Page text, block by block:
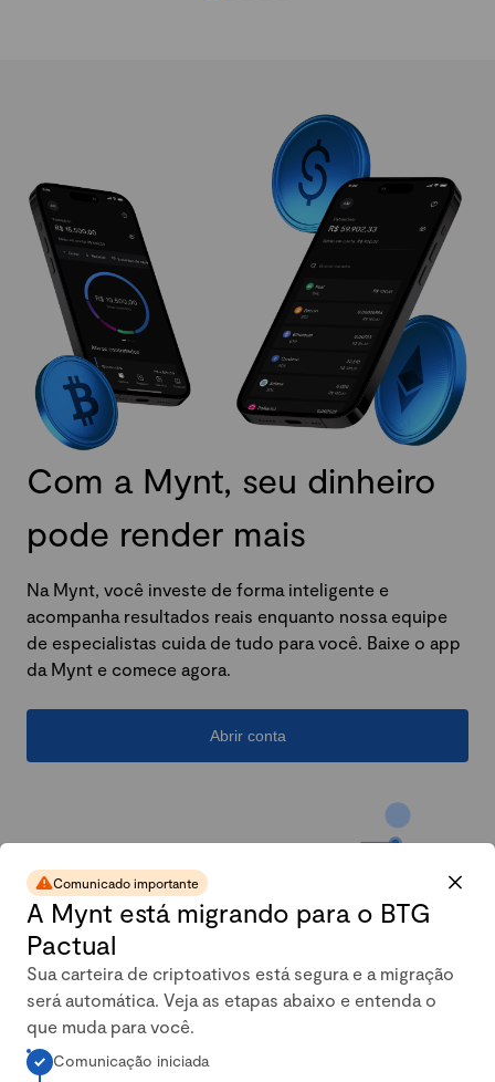
Com a Mynt, seu dinheiro
pode render mais
Na Mynt, você investe de forma inteligente e
acompanha resultados reais enquanto nossa equipe
de especialistas cuida de tudo para você. Baixe o app
da Mynt e comece agora.
Abrir conta
A carteira conservadora da
Comunicado importante
A Mynt está migrando para o BTG
Pactual
Sua carteira de criptoativos está segura e a migração
será automática. Veja as etapas abaixo e entenda o
que muda para você.
Comunicação iniciada